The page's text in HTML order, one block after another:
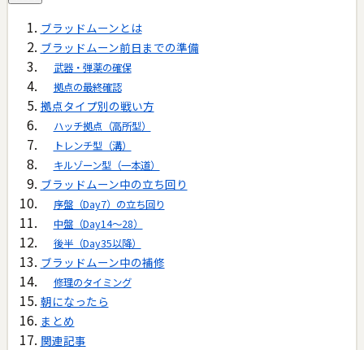
ブラッドムーンとは
ブラッドムーン前日までの準備
武器・弾薬の確保
拠点の最終確認
拠点タイプ別の戦い方
ハッチ拠点（高所型）
トレンチ型（溝）
キルゾーン型（一本道）
ブラッドムーン中の立ち回り
序盤（Day7）の立ち回り
中盤（Day14〜28）
後半（Day35以降）
ブラッドムーン中の補修
修理のタイミング
朝になったら
まとめ
関連記事